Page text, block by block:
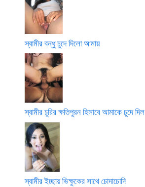
স্বামীর বন্ধু চুদে দিলো আমায়
স্বামীর চুরির ক্ষতিপুরন হিসাবে আমাকে চুদে দিল
স্বামীর ইচ্ছায় ভিক্ষুকের সাথে চোদাচোদি